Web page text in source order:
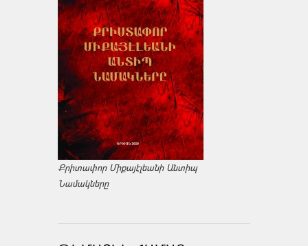
Քրիտափոր Միքայէլեանի Անտիպ
Նամակները